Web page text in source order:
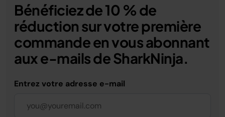
Bénéficiez de 10 % de
réduction sur votre première
commande en vous abonnant
aux e-mails de SharkNinja.
Entrez votre adresse e-mail